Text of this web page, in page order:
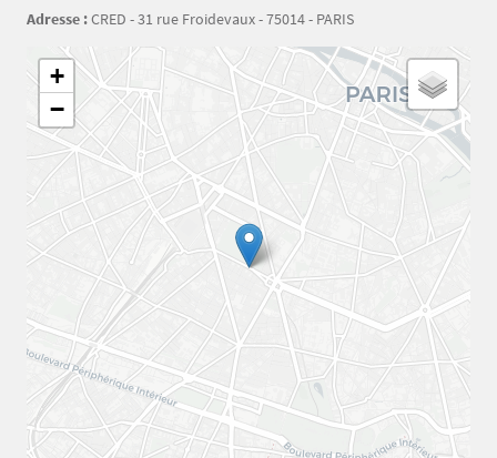
Adresse :CRED - 31 rue Froidevaux - 75014 - PARIS
Géolocalisation
+
−